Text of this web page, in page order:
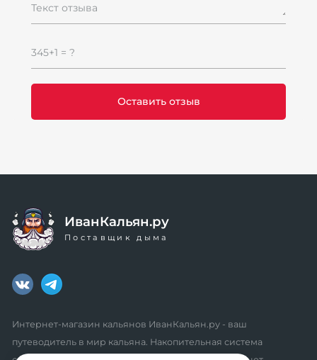
Текст отзыва
345+1 = ?
ИванКальян.ру
Поставщик дыма
Интернет-магазин кальянов ИванКальян.ру - ваш
путеводитель в мир кальяна. Накопительная система